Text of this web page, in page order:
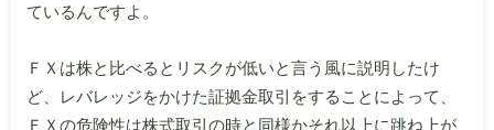
ているんですよ。
ＦＸは株と比べるとリスクが低いと言う風に説明したけ
ど、レバレッジをかけた証拠金取引をすることによって、
ＦＸの危険性は株式取引の時と同様かそれ以上に跳ね上が